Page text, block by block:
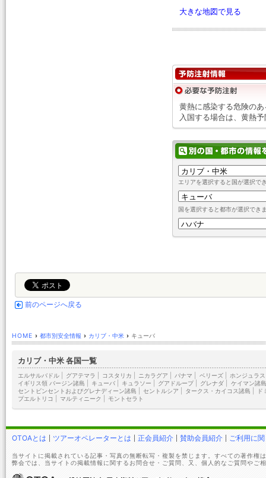
大きな地図で見る
黄熱に感染する危険の
入国する場合は、黄熱
エリアを選択すると国が選択で
国を選択すると都市が選択でき
前のページへ戻る
HOME › 都市別安全情報 › カリブ・中米 › キューバ
カリブ・中米 各国一覧
エルサルバドル グアテマラ コスタリカ ニカラグア パナマ ベリーズ| ホンジュラス
イギリス領 バージン諸島
キューバ キュラソー グアドループ| グレナダ
ケイマン諸島
セントビンセントおよびグレナディーン諸島
セントルシア タークス・カイコス諸島
ド
プエルトリコ
マルティニーク モントセラト
OTOAとは ツアーオペレーターとは 正会員紹介 賛助会員紹介 ご利用に
当サイトに掲載されている記事・写真の無断転写・複製を禁じます。すべての著作権
弊会では、当サイトの掲載情報に関するお問合せ・ご質問、又、個人的なご質問やご